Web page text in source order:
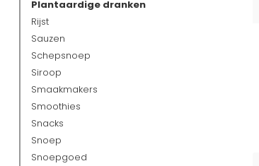
Plantaardige dranken
Rijst
Sauzen
Schepsnoep
Siroop
Smaakmakers
Smoothies
Snacks
Snoep
Snoepgoed